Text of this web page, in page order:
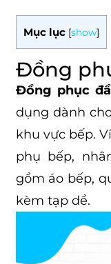
Mục lục [show]
Đồng
Đồng phục
dụng dành
khu vực bếp.
phụ bếp,
gồm áo bếp,
kèm tạp dề.